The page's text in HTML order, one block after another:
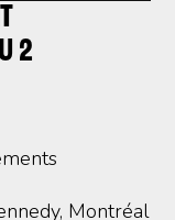
2
Montréal